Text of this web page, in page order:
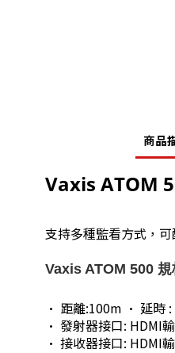
商品
Vaxis ATOM
支持多種監看方式，
Vaxis ATOM 500 規
• 距離:100m • 延時 :
• 發射器接口: HDMI
• 接收器接口: HDMI